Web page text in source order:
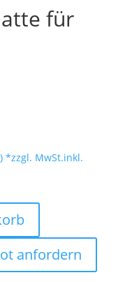
für
*zzgl. MwSt.inkl.
anfordern